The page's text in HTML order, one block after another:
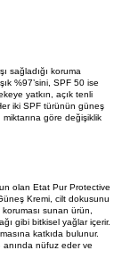
sağladığı koruma
%97’sini, SPF 50 ise
yatkın, açık tenli
iki SPF türünün güneş
miktarına göre değişiklik
olan Etat Pur Protective
Kremi, cilt dokusunu
sunan ürün,
gibi bitkisel yağlar içerir.
katkıda bulunur.
anında nüfuz eder ve